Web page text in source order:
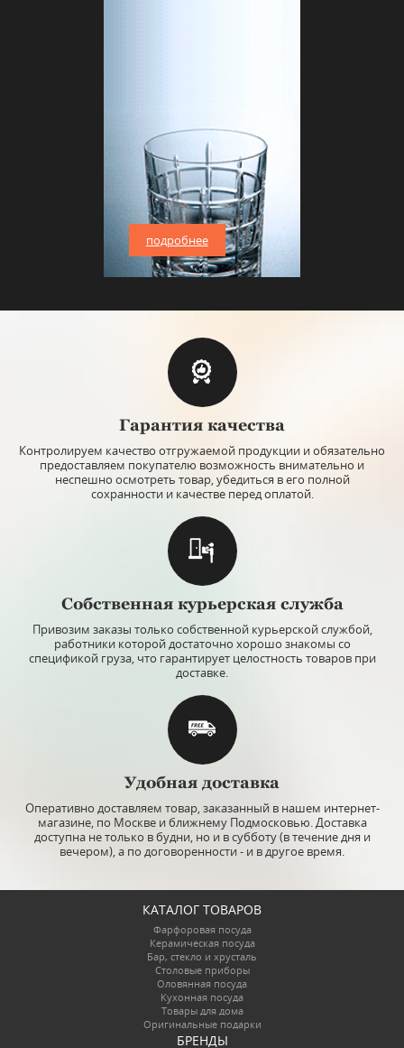
подробнее
Гарантия качества
Контролируем качество отгружаемой продукции и обязательно
предоставляем покупателю возможность внимательно и
неспешно осмотреть товар, убедиться в его полной
сохранности и качестве перед оплатой.
Собственная курьерская служба
Привозим заказы только собственной курьерской службой,
работники которой достаточно хорошо знакомы со
спецификой груза, что гарантирует целостность товаров при
доставке.
Удобная доставка
Оперативно доставляем товар, заказанный в нашем интернет-
магазине, по Москве и ближнему Подмосковью. Доставка
доступна не только в будни, но и в субботу (в течение дня и
вечером), а по договоренности - и в другое время.
КАТАЛОГ ТОВАРОВ
Фарфоровая посуда
Керамическая посуда
Бар, стекло и хрусталь
Столовые приборы
Оловянная посуда
Кухонная посуда
Товары для дома
Оригинальные подарки
БРЕНДЫ